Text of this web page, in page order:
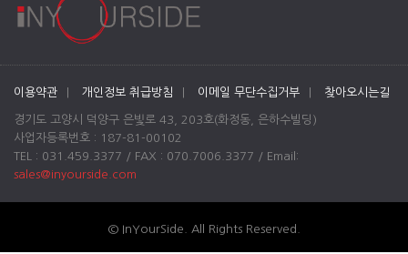
이용약관 개인정보 취급방침 이메일 무단수집거부 찾아오시는길
경기도 고양시 덕양구 은빛로 43, 203호(화정동, 은하수빌딩)
사업자등록번호 : 187-81-00102
TEL : 031.459.3377 / FAX : 070.7006.3377 / Email:
sales@inyourside.com
© InYourSide. All Rights Reserved.